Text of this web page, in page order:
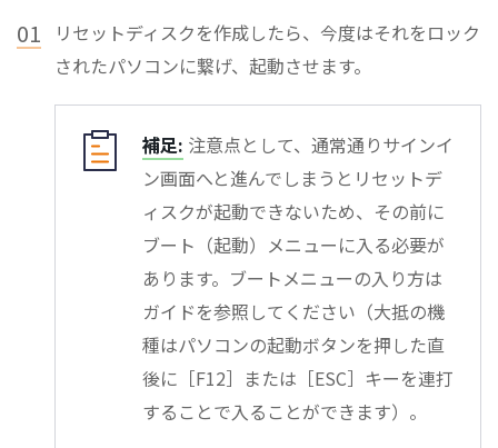
01
リセットディスクを作成したら、今度はそれをロック
されたパソコンに繋げ、起動させます。
補足: 注意点として、通常通りサインイ
ン画面へと進んでしまうとリセットデ
ィスクが起動できないため、その前に
ブート（起動）メニューに入る必要が
あります。ブートメニューの入り方は
ガイドを参照してください（大抵の機
種はパソコンの起動ボタンを押した直
後に［F12］または［ESC］キーを連打
することで入ることができます）。